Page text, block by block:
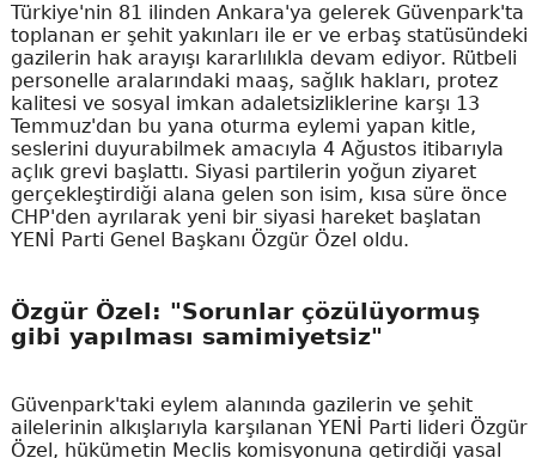
Türkiye'nin 81 ilinden Ankara'ya gelerek Güvenpark'ta
toplanan er şehit yakınları ile er ve erbaş statüsündeki
gazilerin hak arayışı kararlılıkla devam ediyor. Rütbeli
personelle aralarındaki maaş, sağlık hakları, protez
kalitesi ve sosyal imkan adaletsizliklerine karşı 13
Temmuz'dan bu yana oturma eylemi yapan kitle,
seslerini duyurabilmek amacıyla 4 Ağustos itibarıyla
açlık grevi başlattı. Siyasi partilerin yoğun ziyaret
gerçekleştirdiği alana gelen son isim, kısa süre önce
CHP'den ayrılarak yeni bir siyasi hareket başlatan
YENİ Parti Genel Başkanı Özgür Özel oldu.
Özgür Özel: "Sorunlar çözülüyormuş
gibi yapılması samimiyetsiz"
Güvenpark'taki eylem alanında gazilerin ve şehit
ailelerinin alkışlarıyla karşılanan YENİ Parti lideri Özgür
Özel, hükümetin Meclis komisyonuna getirdiği yasal